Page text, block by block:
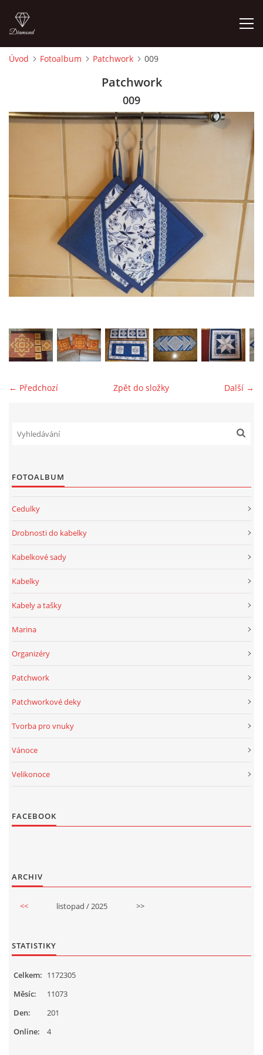
MOJE POSLEDNÍ PRÁCE
jk-laguna@seznam.cz
Úvod Fotoalbum Patchwork 009
Patchwork
009
← Předchozí Další →
Zpět do složky
FOTOALBUM
Cedulky
Drobnosti do kabelky
Kabelkové sady
Kabelky
Kabely a tašky
Marina
Organizéry
Patchwork
Patchworkové deky
Tvorba pro vnuky
Vánoce
Velikonoce
FACEBOOK
ARCHIV
<< listopad / 2025 >>
STATISTIKY
Online: 4
Celkem: 1172305
Měsíc:
11073
Den:
201